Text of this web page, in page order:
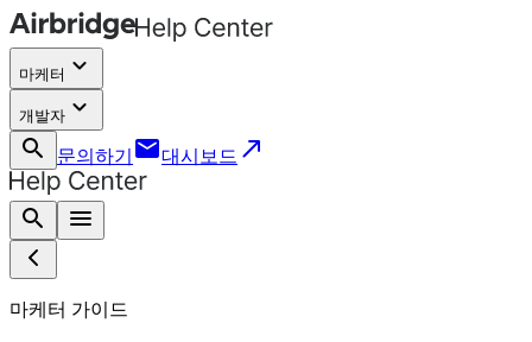
마케터 keyboard_arrow_down
개발자 keyboard_arrow_down
search
문의하기 email대시보드 call_made
search menu
마케터 가이드